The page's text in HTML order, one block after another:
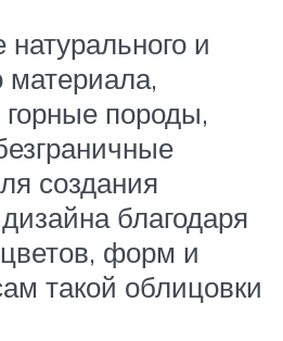
и
материала,
породы,
создания
благодаря
форм и
такой облицовки